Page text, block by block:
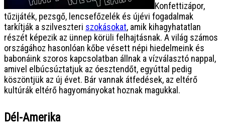
Konfettizápor,
tűzijáték, pezsgő, lencsefőzelék és újévi fogadalmak
tarkítják a szilveszteri szokásokat, amik kihagyhatatlan
részét képezik az ünnep körüli felhajtásnak. A világ számos
országához hasonlóan kőbe vésett népi hiedelmeink és
babonáink szoros kapcsolatban állnak a vízválasztó nappal,
amivel elbúcsúztatjuk az óesztendőt, egyúttal pedig
köszöntjük az új évet. Bár vannak átfedések, az eltérő
kultúrák eltérő hagyományokat hoznak magukkal.
Dél-Amerika